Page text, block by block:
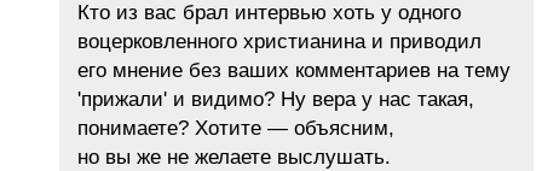
Кто из вас брал интервью хоть у одного
воцерковленного христианина и приводил
его мнение без ваших комментариев на тему
'прижали' и видимо? Ну вера у нас такая,
понимаете? Хотите — объясним,
но вы же не желаете выслушать.